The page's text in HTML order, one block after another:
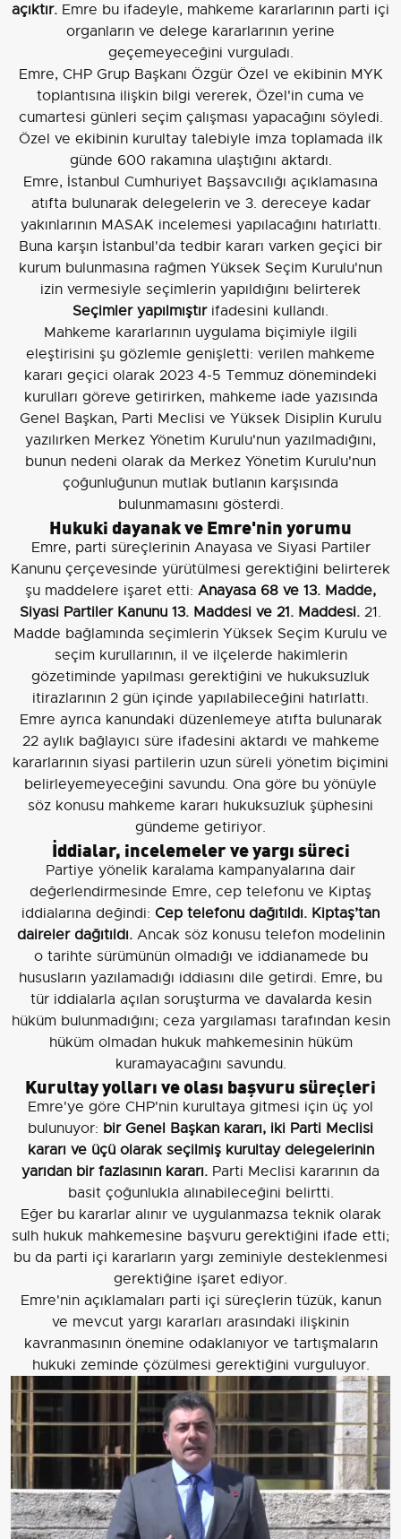
açıktır. Emre bu ifadeyle, mahkeme kararlarının parti içi
organların ve delege kararlarının yerine
geçemeyeceğini vurguladı.
Emre, CHP Grup Başkanı Özgür Özel ve ekibinin MYK
toplantısına ilişkin bilgi vererek, Özel'in cuma ve
cumartesi günleri seçim çalışması yapacağını söyledi.
Özel ve ekibinin kurultay talebiyle imza toplamada ilk
günde 600 rakamına ulaştığını aktardı.
Emre, İstanbul Cumhuriyet Başsavcılığı açıklamasına
atıfta bulunarak delegelerin ve 3. dereceye kadar
yakınlarının MASAK incelemesi yapılacağını hatırlattı.
Buna karşın İstanbul'da tedbir kararı varken geçici bir
kurum bulunmasına rağmen Yüksek Seçim Kurulu'nun
izin vermesiyle seçimlerin yapıldığını belirterek
Seçimler yapılmıştırifadesini kullandı.
Mahkeme kararlarının uygulama biçimiyle ilgili
eleştirisini şu gözlemle genişletti: verilen mahkeme
kararı geçici olarak 2023 4-5 Temmuz dönemindeki
kurulları göreve getirirken, mahkeme iade yazısında
Genel Başkan, Parti Meclisi ve Yüksek Disiplin Kurulu
yazılırken Merkez Yönetim Kurulu'nun yazılmadığını,
bunun nedeni olarak da Merkez Yönetim Kurulu'nun
çoğunluğunun mutlak butlanın karşısında
bulunmamasını gösterdi.
Hukuki dayanak ve Emre'nin yorumu
Emre, parti süreçlerinin Anayasa ve Siyasi Partiler
Kanunu çerçevesinde yürütülmesi gerektiğini belirterek
şu maddelere işaret etti: Anayasa 68 ve 13. Madde,
Siyasi Partiler Kanunu 13. Maddesi ve 21. Maddesi. 21.
Madde bağlamında seçimlerin Yüksek Seçim Kurulu ve
seçim kurullarının, il ve ilçelerde hakimlerin
gözetiminde yapılması gerektiğini ve hukuksuzluk
itirazlarının 2 gün içinde yapılabileceğini hatırlattı.
Emre ayrıca kanundaki düzenlemeye atıfta bulunarak
22 aylık bağlayıcı süre ifadesini aktardı ve mahkeme
kararlarının siyasi partilerin uzun süreli yönetim biçimini
belirleyemeyeceğini savundu. Ona göre bu yönüyle
söz konusu mahkeme kararı hukuksuzluk şüphesini
gündeme getiriyor.
İddialar, incelemeler ve yargı süreci
Partiye yönelik karalama kampanyalarına dair
değerlendirmesinde Emre, cep telefonu ve Kiptaş
iddialarına değindi: Cep telefonu dağıtıldı. Kiptaş’tan
daireler dağıtıldı.Ancak söz konusu telefon modelinin
o tarihte sürümünün olmadığı ve iddianamede bu
hususların yazılamadığı iddiasını dile getirdi. Emre, bu
tür iddialarla açılan soruşturma ve davalarda kesin
hüküm bulunmadığını; ceza yargılaması tarafından kesin
hüküm olmadan hukuk mahkemesinin hüküm
kuramayacağını savundu.
Kurultay yolları ve olası başvuru süreçleri
Emre'ye göre CHP'nin kurultaya gitmesi için üç yol
bulunuyor: bir Genel Başkan kararı, iki Parti Meclisi
kararı ve üçü olarak seçilmiş kurultay delegelerinin
yarıdan bir fazlasının kararı. Parti Meclisi kararının da
basit çoğunlukla alınabileceğini belirtti.
Eğer bu kararlar alınır ve uygulanmazsa teknik olarak
sulh hukuk mahkemesine başvuru gerektiğini ifade etti;
bu da parti içi kararların yargı zeminiyle desteklenmesi
gerektiğine işaret ediyor.
Emre'nin açıklamaları parti içi süreçlerin tüzük, kanun
ve mevcut yargı kararları arasındaki ilişkinin
kavranmasının önemine odaklanıyor ve tartışmaların
hukuki zeminde çözülmesi gerektiğini vurguluyor.